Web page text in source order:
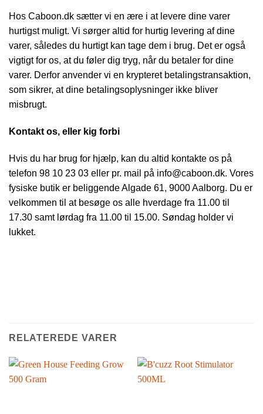
Hos Caboon.dk sætter vi en ære i at levere dine varer
hurtigst muligt. Vi sørger altid for hurtig levering af dine
varer, således du hurtigt kan tage dem i brug. Det er også
vigtigt for os, at du føler dig tryg, når du betaler for dine
varer. Derfor anvender vi en krypteret betalingstransaktion,
som sikrer, at dine betalingsoplysninger ikke bliver
misbrugt.
Kontakt os, eller kig forbi
Hvis du har brug for hjælp, kan du altid kontakte os på
telefon 98 10 23 03 eller pr. mail på info@caboon.dk. Vores
fysiske butik er beliggende Algade 61, 9000 Aalborg. Du er
velkommen til at besøge os alle hverdage fra 11.00 til
17.30 samt lørdag fra 11.00 til 15.00. Søndag holder vi
lukket.
RELATEREDE VARER